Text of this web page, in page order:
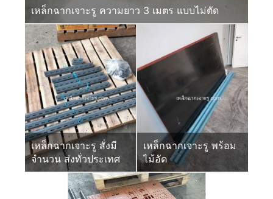
เหล็กฉากเจาะรู ความยาว 3 เมตร แบบไม่ตัด
เหล็กฉากเจาะรู สั่งมี
จำนวน ส่งทั่วประเทศ
เหล็กฉากเจาะรู พร้อม
ไม้อัด